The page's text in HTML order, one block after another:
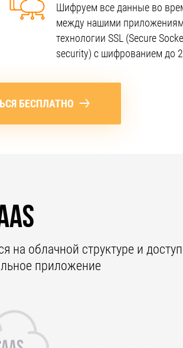
Шифруем все данные во
между нашими
технологии SSL (Secure
security) с шифрованием до
БЕСПЛАТНО
на облачной структуре и
приложение